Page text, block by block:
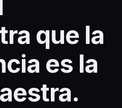
que la
es la